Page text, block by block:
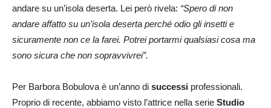
andare su un’isola deserta. Lei però rivela: “Spero di non
andare affatto su un’isola deserta perché odio gli insetti e
sicuramente non ce la farei. Potrei portarmi qualsiasi cosa ma
sono sicura che non sopravvivrei”.
Per Barbora Bobulova è un’anno di successi professionali.
Proprio di recente, abbiamo visto l’attrice nella serie Studio